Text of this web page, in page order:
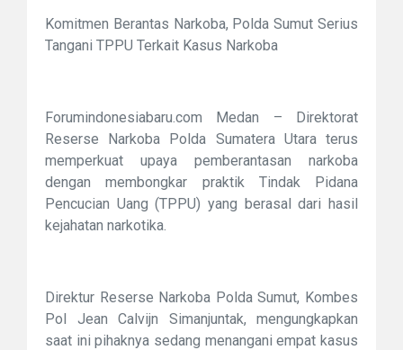
Komitmen Berantas Narkoba, Polda Sumut Serius
Tangani TPPU Terkait Kasus Narkoba
Forumindonesiabaru.com Medan – Direktorat
Reserse Narkoba Polda Sumatera Utara terus
memperkuat upaya pemberantasan narkoba
dengan membongkar praktik Tindak Pidana
Pencucian Uang (TPPU) yang berasal dari hasil
kejahatan narkotika.
Direktur Reserse Narkoba Polda Sumut, Kombes
Pol Jean Calvijn Simanjuntak, mengungkapkan
saat ini pihaknya sedang menangani empat kasus